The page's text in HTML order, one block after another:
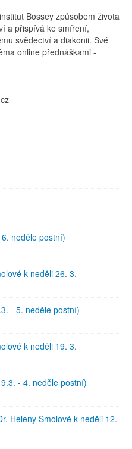
Bossey způsobem života
a přispívá ke smíření,
svědectví a diakonii. Své
online přednáškami -
neděle postní)
k neděli 26. 3.
- 5. neděle postní)
k neděli 19. 3.
- 4. neděle postní)
Heleny Smolové k neděli 12.